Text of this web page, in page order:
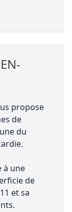
propose
de
du
à une
de
et sa